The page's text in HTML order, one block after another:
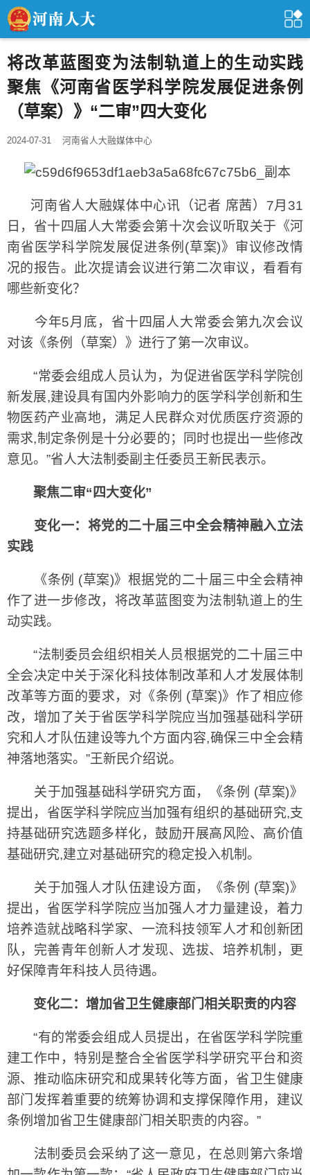
将改革蓝图变为法制轨道上的生动实践
聚焦《河南省医学科学院发展促进条例
（草案）》“二审”四大变化
2024-07-31 河南省人大融媒体中心
河南省人大融媒体中心讯（记者 席茜）7月31
日，省十四届人大常委会第十次会议听取关于《河
南省医学科学院发展促进条例(草案)》审议修改情
况的报告。此次提请会议进行第二次审议，看看有
哪些新变化？
今年5月底，省十四届人大常委会第九次会议
对该《条例（草案）》进行了第一次审议。
“常委会组成人员认为，为促进省医学科学院创
新发展,建设具有国内外影响力的医学科学创新和生
物医药产业高地，满足人民群众对优质医疗资源的
需求,制定条例是十分必要的；同时也提出一些修改
意见。”省人大法制委副主任委员王新民表示。
聚焦二审“四大变化”
变化一：将党的二十届三中全会精神融入立法
实践
《条例 (草案)》根据党的二十届三中全会精神
作了进一步修改，将改革蓝图变为法制轨道上的生
动实践。
“法制委员会组织相关人员根据党的二十届三中
全会决定中关于深化科技体制改革和人才发展体制
改革等方面的要求，对《条例 (草案)》作了相应修
改，增加了关于省医学科学院应当加强基础科学研
究和人才队伍建设等九个方面内容,确保三中全会精
神落地落实。”王新民介绍说。
关于加强基础科学研究方面，《条例 (草案)》
提出，省医学科学院应当加强有组织的基础研究,支
持基础研究选题多样化，鼓励开展高风险、高价值
基础研究,建立对基础研究的稳定投入机制。
关于加强人才队伍建设方面，《条例 (草案)》
提出，省医学科学院应当加强人才力量建设，着力
培养造就战略科学家、一流科技领军人才和创新团
队，完善青年创新人才发现、选拔、培养机制，更
好保障青年科技人员待遇。
变化二：增加省卫生健康部门相关职责的内容
“有的常委会组成人员提出，在省医学科学院重
建工作中，特别是整合全省医学科学研究平台和资
源、推动临床研究和成果转化等方面，省卫生健康
部门发挥着重要的统筹协调和支撑保障作用，建议
条例增加省卫生健康部门相关职责的内容。”
法制委员会采纳了这一意见，在总则第六条增